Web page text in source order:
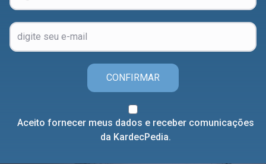
CONFIRMAR
Aceito fornecer meus dados e receber comunicações
da KardecPedia.